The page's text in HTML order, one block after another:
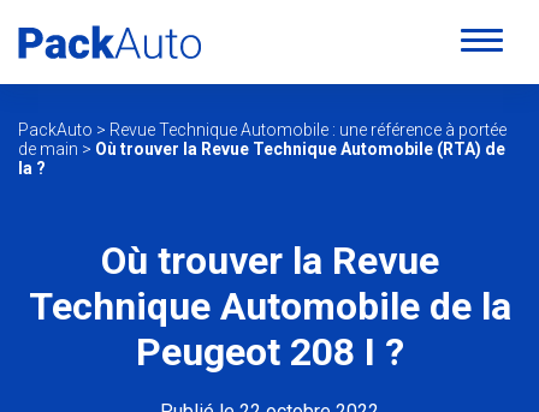
PackAuto > Revue Technique Automobile : une référence à portée
de main > Où trouver la Revue Technique Automobile (RTA) de
la ?
Où trouver la Revue
Technique Automobile de la
Peugeot 208 I ?